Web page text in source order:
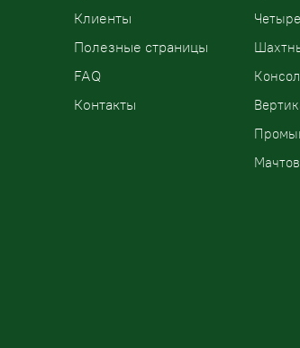
Клиенты
Полезные страницы
FAQ
Контакты